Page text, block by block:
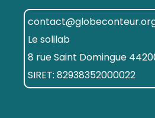
Le solilab
8 rue Saint Domingue
SIRET: 82938352000022